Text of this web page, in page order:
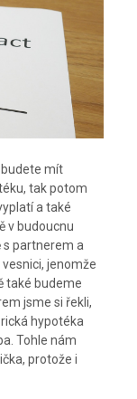
mít
tak potom
a také
v budoucnu
s partnerem a
jenomže
také budeme
jsme si řekli,
hypotéka
Tohle nám
protože i